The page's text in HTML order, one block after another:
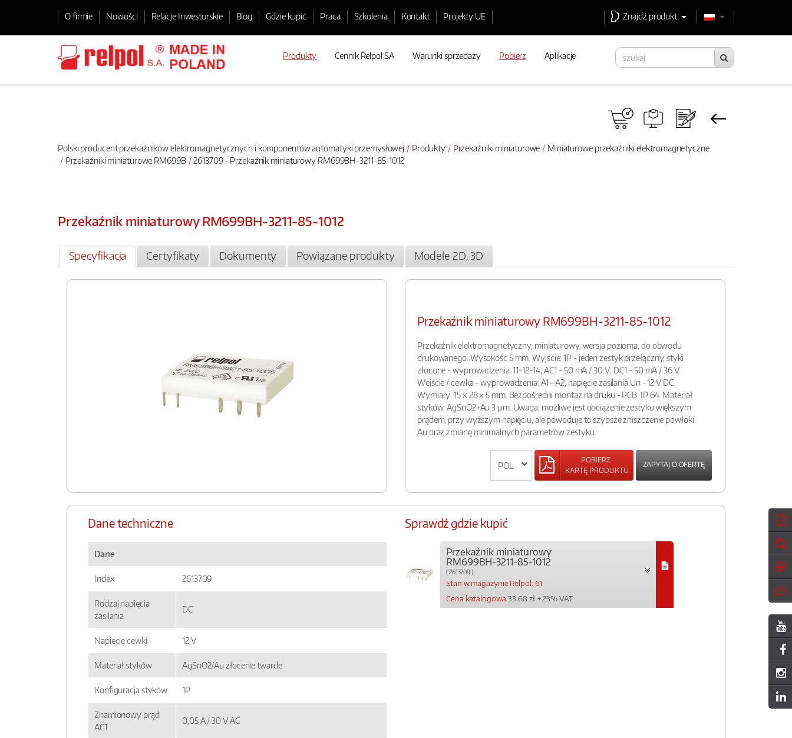
O firmie Nowości Relacje Inwestorskie Blog Gdzie kupić Praca Szkolenia Kontakt Projekty UE Znajdź produkt
Produkty Cennik Relpol SA Warunki sprzedaży Pobierz Aplikacje
Polski producent przekaźników elektromagnetycznych i komponentów automatyki przemysłowej Produkty Przekaźniki miniaturowe
Miniaturowe przekaźniki elektromagnetyczne
Przekaźniki miniaturowe RM699B
2613709 - Przekaźnik miniaturowy RM699BH-3211-85-1012
Przekaźnik miniaturowy RM699BH-3211-85-1012
Specyfikacja Certyfikaty Dokumenty Powiązane produkty Modele 2D, 3D
Przekaźnik miniaturowy RM699BH-3211-85-1012
Przekaźnik elektromagnetyczny, miniaturowy, wersja pozioma, do obwodu
drukowanego. Wysokość 5 mm. Wyjście: 1P - jeden zestyk przełączny, styki
złocone - wyprowadzenia: 11-12-14; AC1 - 50 mA / 30 V; DC1 - 50 mA / 36 V.
Wejście / cewka - wyprowadzenia: A1 - A2, napięcie zasilania Un - 12 V DC.
Wymiary: 15 x 28 x 5 mm. Bezpośredni montaż na druku - PCB. IP 64. Materiał
styków: AgSnO2+Au 3 µm. Uwaga: możliwe jest obciążenie zestyku większym
prądem, przy wyższym napięciu, ale powoduje to szybsze zniszczenie powłoki
Au oraz zmianę minimalnych parametrów zestyku.
POBIERZ
KARTĘ PRODUKTU
ZAPYTAJ O OFERTĘ
Dane techniczne
Dane
Index 2613709
Rodzaj napięcia
zasilania
DC
Napięcie cewki 12 V
Materiał styków AgSnO2/Au złocenie twarde
Konfiguracja styków 1P
Znamionowy prąd
AC1
0,05 A / 30 V AC
Sprawdź gdzie kupić
Przekaźnik miniaturowy
RM699BH-3211-85-1012
( 2613709 )
Stan w magazynie Relpol: 61
Cena katalogowa 33.68 zł + 23% VAT